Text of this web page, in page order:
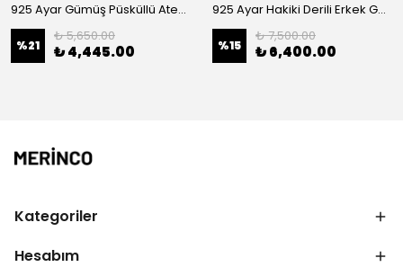
925 Ayar Gümüş Püsküllü Ateş Kehribar Tesbih
%21
₺ 5,650.00
₺ 4,445.00
925 Ayar Hakiki Derili Erkek Gümüş Bileklik
%15
₺ 7,500.00
₺ 6,400.00
Kategoriler
Hesabım